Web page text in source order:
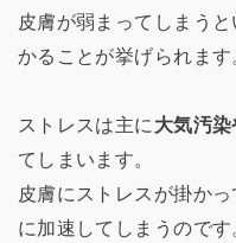
皮膚が弱まってしまう
かることが挙げられます
ストレスは主に 大気汚
てしまいます。
皮膚にストレスが掛か
に加速してしまうのです